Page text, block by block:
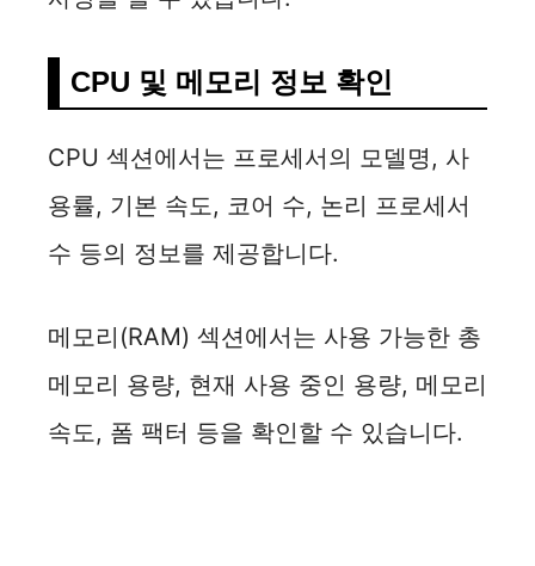
CPU 및 메모리 정보 확인
CPU 섹션에서는 프로세서의 모델명, 사
용률, 기본 속도, 코어 수, 논리 프로세서
수 등의 정보를 제공합니다.
메모리(RAM) 섹션에서는 사용 가능한 총
메모리 용량, 현재 사용 중인 용량, 메모리
속도, 폼 팩터 등을 확인할 수 있습니다.